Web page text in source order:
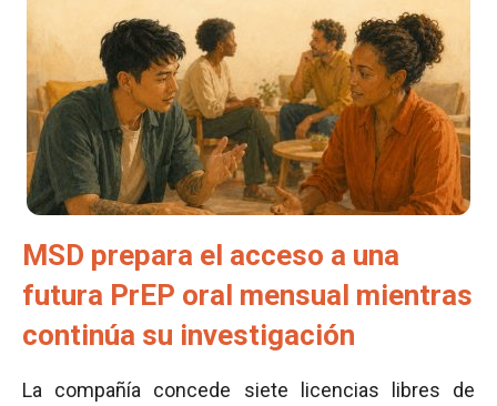
MSD prepara el acceso a una
futura PrEP oral mensual mientras
continúa su investigación
La compañía concede siete licencias libres de